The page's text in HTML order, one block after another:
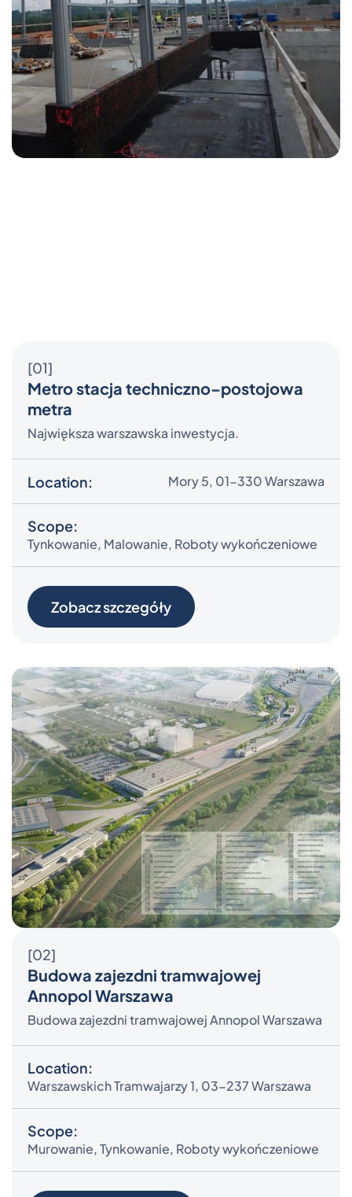
[01]
Metro stacja techniczno–postojowa
metra
Największa warszawska inwestycja.
Location: Mory 5, 01-330 Warszawa
Scope:
Tynkowanie, Malowanie, Roboty wykończeniowe
Zobacz szczegóły
[02]
Budowa zajezdni tramwajowej
Annopol Warszawa
Budowa zajezdni tramwajowej Annopol Warszawa
Location:
Warszawskich Tramwajarzy 1, 03-237 Warszawa
Scope:
Murowanie, Tynkowanie, Roboty wykończeniowe